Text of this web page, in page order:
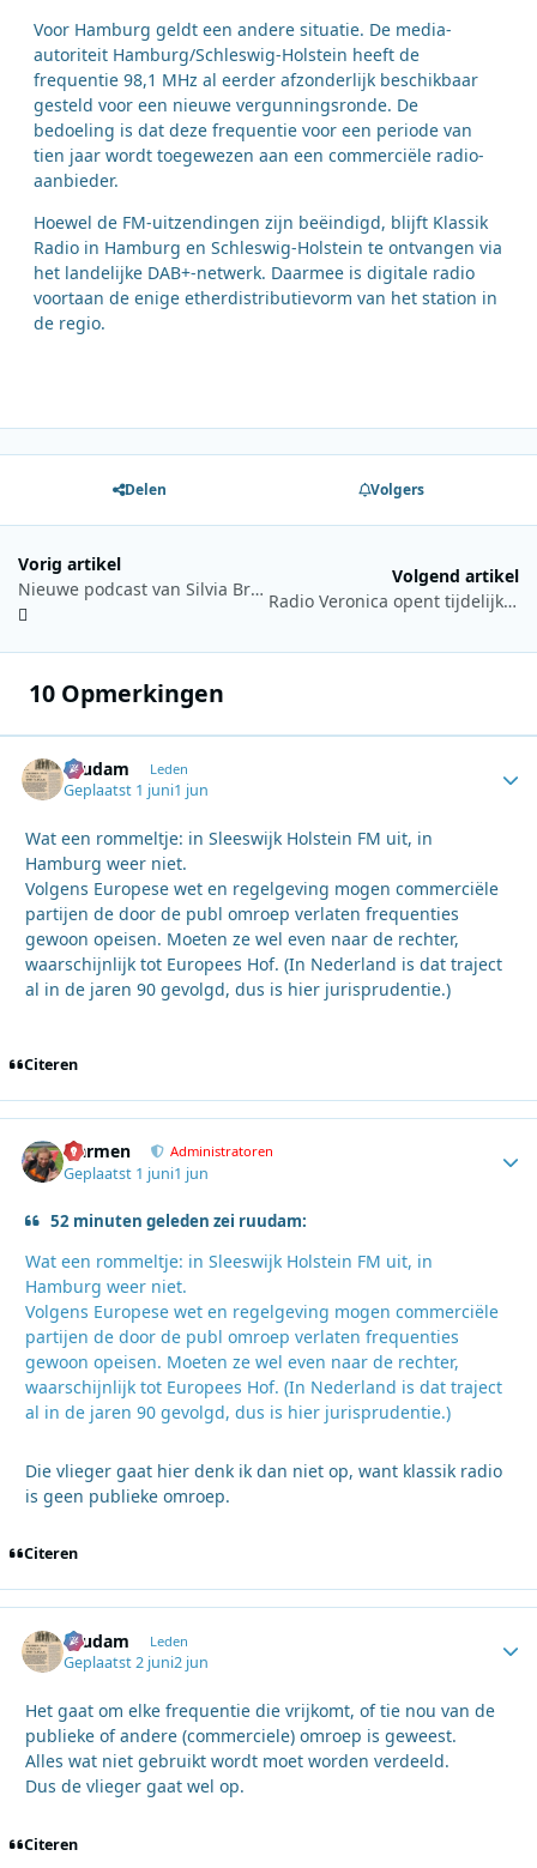
Voor Hamburg geldt een andere situatie. De media-
autoriteit Hamburg/Schleswig-Holstein heeft de
frequentie 98,1 MHz al eerder afzonderlijk beschikbaar
gesteld voor een nieuwe vergunningsronde. De
bedoeling is dat deze frequentie voor een periode van
tien jaar wordt toegewezen aan een commerciële radio-
aanbieder.
Hoewel de FM-uitzendingen zijn beëindigd, blijft Klassik
Radio in Hamburg en Schleswig-Holstein te ontvangen via
het landelijke DAB+-netwerk. Daarmee is digitale radio
voortaan de enige etherdistributievorm van het station in
de regio.
Delen Volgers
Vorig artikel
Nieuwe podcast van Silvia Bromet belicht dagelijks leven op Helen’s Free Food Market
Volgend artikel
Radio Veronica opent tijdelijk café voor WK-uitzendingen en optredens
10 Opmerkingen
ruudam Leden
Geplaatst 1 juni1 jun
Wat een rommeltje: in Sleeswijk Holstein FM uit, in
Hamburg weer niet.
Volgens Europese wet en regelgeving mogen commerciële
partijen de door de publ omroep verlaten frequenties
gewoon opeisen. Moeten ze wel even naar de rechter,
waarschijnlijk tot Europees Hof. (In Nederland is dat traject
al in de jaren 90 gevolgd, dus is hier jurisprudentie.)
Citeren
Harmen Administratoren
Geplaatst 1 juni1 jun
52 minuten geleden zei ruudam:
Wat een rommeltje: in Sleeswijk Holstein FM uit, in
Hamburg weer niet.
Volgens Europese wet en regelgeving mogen commerciële
partijen de door de publ omroep verlaten frequenties
gewoon opeisen. Moeten ze wel even naar de rechter,
waarschijnlijk tot Europees Hof. (In Nederland is dat traject
al in de jaren 90 gevolgd, dus is hier jurisprudentie.)
Die vlieger gaat hier denk ik dan niet op, want klassik radio
is geen publieke omroep.
Citeren
ruudam Leden
Geplaatst2 juni2 jun
Het gaat om elke frequentie die vrijkomt, of tie nou van de
publieke of andere (commerciele) omroep is geweest.
Alles wat niet gebruikt wordt moet worden verdeeld.
Dus de vlieger gaat wel op.
Citeren